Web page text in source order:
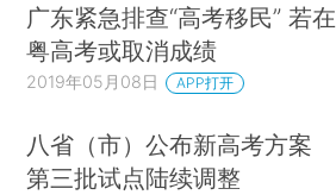
广东紧急排查“高考移民” 若在
粤高考或取消成绩
2019年05月08日 APP打开
八省（市）公布新高考方案
第三批试点陆续调整